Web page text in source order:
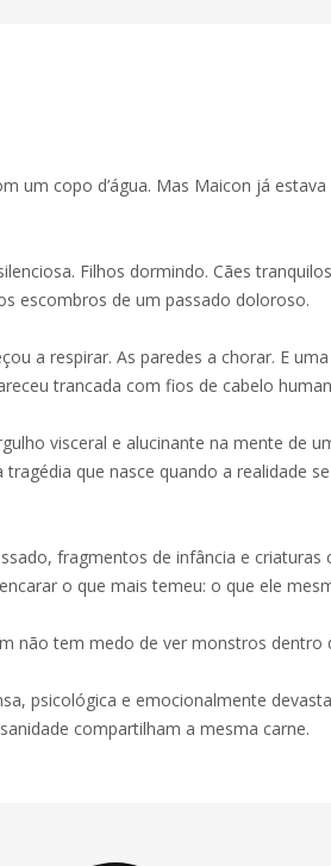
um copo d’água. Mas Maicon já
Filhos dormindo. Cães
escombros de um passado doloroso.
a respirar. As paredes a chorar. E
trancada com fios de cabelo
visceral e alucinante na mente de
que nasce quando a realidade
fragmentos de infância e criaturas
o que mais temeu: o que ele
não tem medo de ver monstros dentro
psicológica e emocionalmente
compartilham a mesma carne.